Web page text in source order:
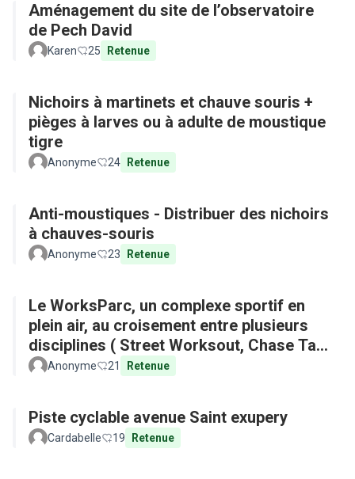
Aménagement du site de l’observatoire
de Pech David
Karen 25 Retenue
Nichoirs à martinets et chauve souris +
pièges à larves ou à adulte de moustique
tigre
Anonyme 24 Retenue
Anti-moustiques - Distribuer des nichoirs
à chauves-souris
Anonyme 23 Retenue
Le WorksParc, un complexe sportif en
plein air, au croisement entre plusieurs
disciplines ( Street Worksout, Chase Tag,
Parkour)
Anonyme 21 Retenue
Piste cyclable avenue Saint exupery
Cardabelle 19 Retenue